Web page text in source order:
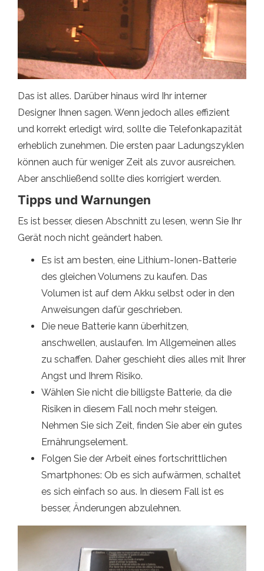
Das ist alles. Darüber hinaus wird Ihr interner
Designer Ihnen sagen. Wenn jedoch alles effizient
und korrekt erledigt wird, sollte die Telefonkapazität
erheblich zunehmen. Die ersten paar Ladungszyklen
können auch für weniger Zeit als zuvor ausreichen.
Aber anschließend sollte dies korrigiert werden.
Tipps und Warnungen
Es ist besser, diesen Abschnitt zu lesen, wenn Sie Ihr
Gerät noch nicht geändert haben.
Es ist am besten, eine Lithium-Ionen-Batterie
des gleichen Volumens zu kaufen. Das
Volumen ist auf dem Akku selbst oder in den
Anweisungen dafür geschrieben.
Die neue Batterie kann überhitzen,
anschwellen, auslaufen. Im Allgemeinen alles
zu schaffen. Daher geschieht dies alles mit Ihrer
Angst und Ihrem Risiko.
Wählen Sie nicht die billigste Batterie, da die
Risiken in diesem Fall noch mehr steigen.
Nehmen Sie sich Zeit, finden Sie aber ein gutes
Ernährungselement.
Folgen Sie der Arbeit eines fortschrittlichen
Smartphones: Ob es sich aufwärmen, schaltet
es sich einfach so aus. In diesem Fall ist es
besser, Änderungen abzulehnen.